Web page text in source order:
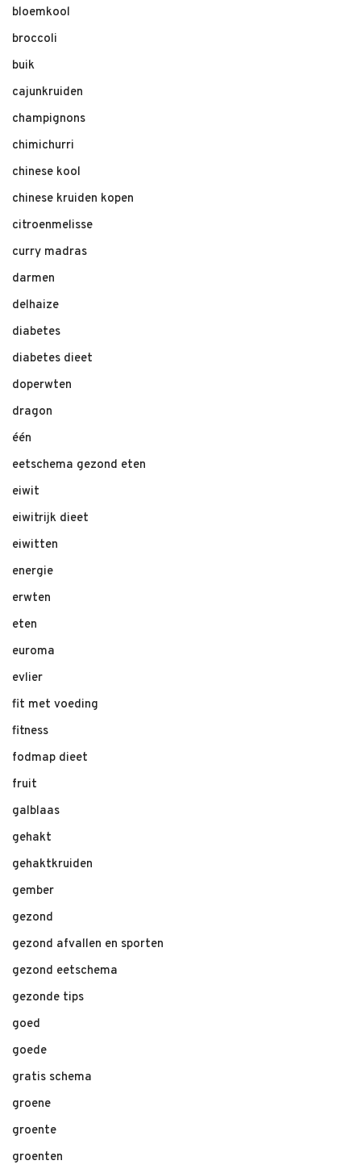
bloemkool
broccoli
buik
cajunkruiden
champignons
chimichurri
chinese kool
chinese kruiden kopen
citroenmelisse
curry madras
darmen
delhaize
diabetes
diabetes dieet
doperwten
dragon
één
eetschema gezond eten
eiwit
eiwitrijk dieet
eiwitten
energie
erwten
eten
euroma
evlier
fit met voeding
fitness
fodmap dieet
fruit
galblaas
gehakt
gehaktkruiden
gember
gezond
gezond afvallen en sporten
gezond eetschema
gezonde tips
goed
goede
gratis schema
groene
groente
groenten